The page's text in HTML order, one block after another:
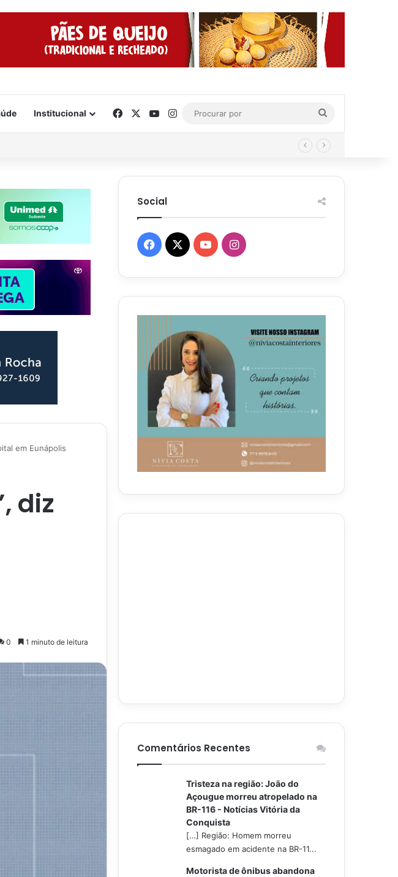
Institucional FacebookYouTube
Instagram
por
em Eunápolis
diz
0 1 minuto de leitura
Social
Facebook
X YouTubeInstagram
Comentários Recentes
Tristeza na região: João do
Açougue morreu atropelado na
BR-116 - Notícias Vitória da
Conquista
[…] Região: Homem morreu
esmagado em acidente na BR-11...
Motorista de ônibus abandona